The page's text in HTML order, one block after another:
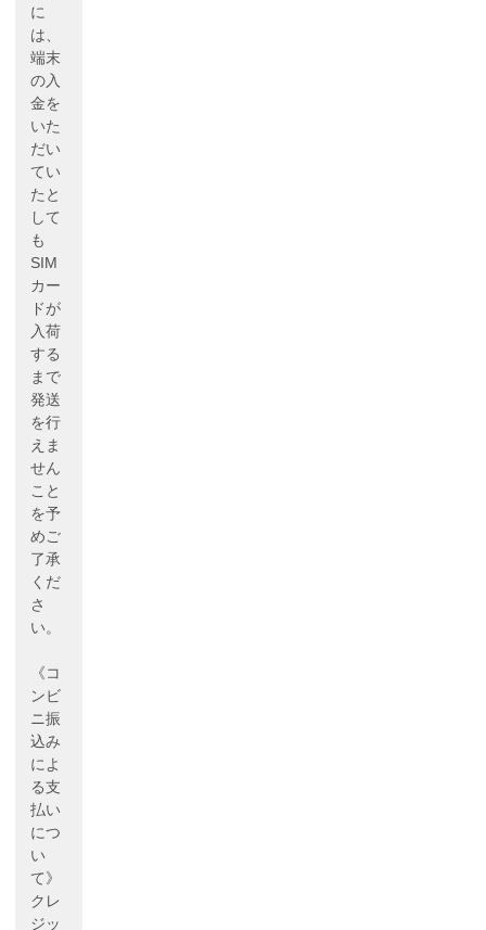
に
は、
端末
の入
金を
いた
だい
てい
たと
して
も
SIM
カー
ドが
入荷
する
まで
発送
を行
えま
せん
こと
を予
めご
了承
くだ
さ
い。
《コ
ンビ
ニ振
込み
によ
る支
払い
につ
い
て》
クレ
ジッ